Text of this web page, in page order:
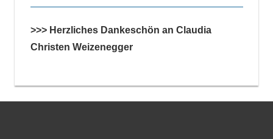
>>> Herzliches Dankeschön an Claudia
Christen Weizenegger